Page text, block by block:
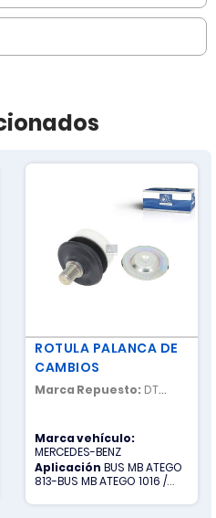
ROTULA PALANCA DE
CAMBIOS
Marca Repuesto: DT
Marca vehículo:
MERCEDES-BENZ
Aplicación BUS MB ATEGO
813-BUS MB ATEGO 1016 /
CAMION MB ATEGO 1725-